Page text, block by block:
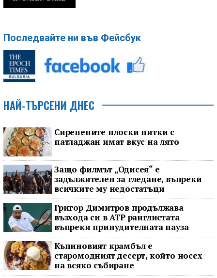
Последвайте ни във Фейсбук
НАЙ-ТЪРСЕНИ ДНЕС
Сиренените плоски питки с
патладжан имат вкус на лято
Защо филмът „Одисея“ е
задължителен за гледане, въпреки
всичките му недостатъци
Григор Димитров продължава
възхода си в ATP ранглистата
въпреки принудителната пауза
Къпиновият крамбъл е
старомодният десерт, който носех
на всяко събиране